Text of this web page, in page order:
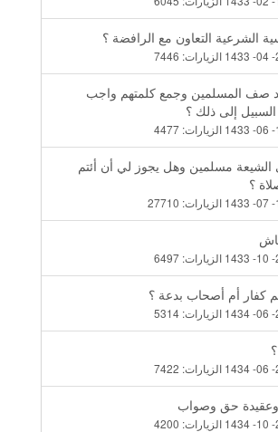
الشرعية التعاون مع الرافضة ؟
الزيارات: 7446
صف المسلمين وجمع كلمتهم واجب
إلى ذلك ؟
الزيارات: 4477
مسلمين وهل يجوز لي أن أئتم
؟
الزيارات: 27710
الزيارات: 6497
كفار أم أصحاب بدعة ؟
الزيارات: 5314
الزيارات: 7422
وعقيدة حق وصواب
الزيارات: 4200